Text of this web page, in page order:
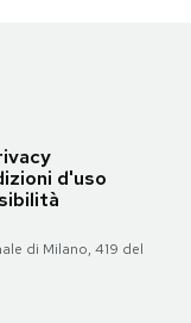
d'uso
di Milano, 419 del